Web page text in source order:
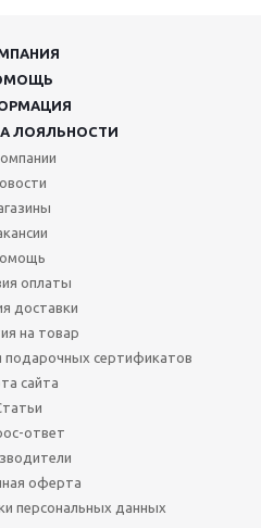
ЛОЯЛЬНОСТИ
оплаты
доставки
на товар
подарочных сертификатов
сайта
ответ
оферта
персональных данных